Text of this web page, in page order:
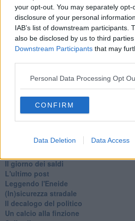
your opt-out. You may separately
disclosure of your personal
IAB’s list of downstream participants.
also be disclosed by us to third
Downstream Participants that may
Personal Data Processing Opt
CONFIRM
Data Deletion Data Access
Armiamoci e... avviatevi
Da Capodanno a Carnevale
Schizzi di fango
Sor-riso amaro
Fine anno al ristorante
La festa di Capodanno
Natale 2024
Re e regnanti
A noi interessa il dito non la luna
Una performance
Il compagno
​Io (allo specchio)
Passato, presente, futuro
Il giorno dei saldi
L'ultimo post
Leggendo l'Eneide
​(In)sicurezza stradale
Il decalogo del politico
Un calcio alla finzione